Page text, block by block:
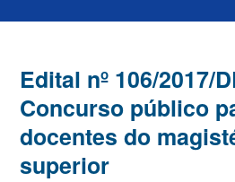
Edital nº 106/2017/
Concurso público
docentes do
superior